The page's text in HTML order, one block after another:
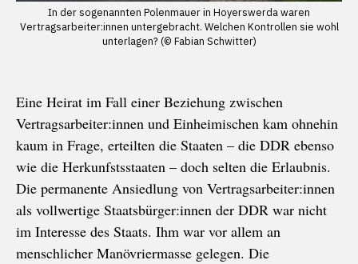
In der sogenannten Polenmauer in Hoyerswerda waren
Vertragsarbeiter:innen untergebracht. Welchen Kontrollen sie wohl
unterlagen? (© Fabian Schwitter)
Eine Heirat im Fall einer Beziehung zwischen
Vertragsarbeiter:innen und Einheimischen kam ohnehin
kaum in Frage, erteilten die Staaten – die DDR ebenso
wie die Herkunfstsstaaten – doch selten die Erlaubnis.
Die permanente Ansiedlung von Vertragsarbeiter:innen
als vollwertige Staatsbürger:innen der DDR war nicht
im Interesse des Staats. Ihm war vor allem an
menschlicher Manövriermasse gelegen. Die